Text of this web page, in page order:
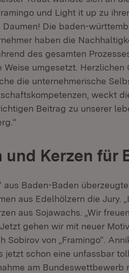
und Light it up zu
Die baden-
haben die
des gesamten
umgesetzt. Herzlichen
die unternehmerische
weckt
Beitrag zu unserer
Kerzen für
aus Baden-Baden
aus Edelhölzern die Jury.
aus Sojawachs. „Wir
gehen wir mit neuer
Sobirov von „Framingo“.
jetzt schon eine unfassbar
am Bundeswettbewerb